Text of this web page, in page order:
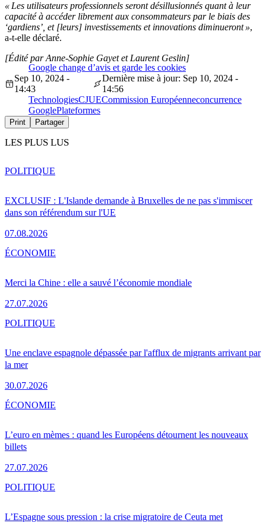
« Les utilisateurs professionnels seront désillusionnés quant à leur
capacité à accéder librement aux consommateurs par le biais des
‘gardiens’, et [leurs] investissements et innovations diminueront »,
a-t-elle déclaré.
Google change d’avis et garde les cookies
[Édité par Anne-Sophie Gayet et Laurent Geslin]
Sep 10, 2024 -
14:43
Dernière mise à jour: Sep 10, 2024 -
14:56
TechnologiesCJUECommission Européenneconcurrence
GooglePlateformes
Print Partager
LES PLUS LUS
EXCLUSIF : L'Islande demande à Bruxelles de ne pas s'immiscer
dans son référendum sur l'UE
07.08.2026
POLITIQUE
Merci la Chine : elle a sauvé l’économie mondiale
27.07.2026
ÉCONOMIE
Une enclave espagnole dépassée par l'afflux de migrants arrivant par
la mer
30.07.2026
POLITIQUE
L’euro en mèmes : quand les Européens détournent les nouveaux
billets
27.07.2026
ÉCONOMIE
L’Espagne sous pression : la crise migratoire de Ceuta met
POLITIQUE